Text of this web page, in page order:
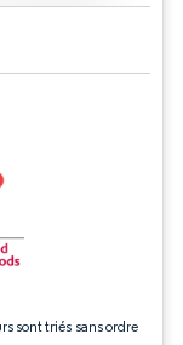
sont triés sans ordre
une attribution sous CC